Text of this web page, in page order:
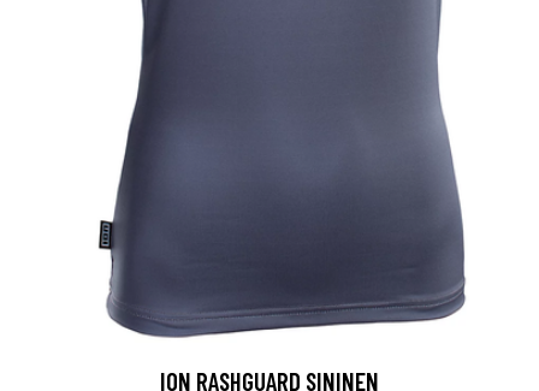
ION RASHGUARD SININEN